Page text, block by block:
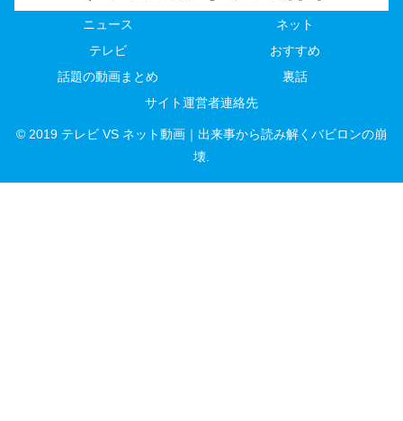
ニュース
ネット
テレビ
おすすめ
話題の動画まとめ
裏話
サイト運営者連絡先
© 2019 テレビ VS ネット動画｜出来事から読み解くバビロンの崩
壊.